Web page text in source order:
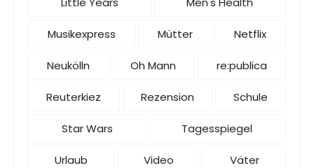
Musikexpress Mütter Netflix
Neukölln Oh Mann re:publica
Reuterkiez Rezension Schule
Star Wars Tagesspiegel
Urlaub Video Väter